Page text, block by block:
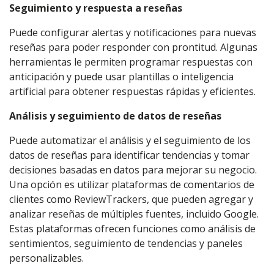
Seguimiento y respuesta a reseñas
Puede configurar alertas y notificaciones para nuevas
reseñas para poder responder con prontitud. Algunas
herramientas le permiten programar respuestas con
anticipación y puede usar plantillas o inteligencia
artificial para obtener respuestas rápidas y eficientes.
Análisis y seguimiento de datos de reseñas
Puede automatizar el análisis y el seguimiento de los
datos de reseñas para identificar tendencias y tomar
decisiones basadas en datos para mejorar su negocio.
Una opción es utilizar plataformas de comentarios de
clientes como ReviewTrackers, que pueden agregar y
analizar reseñas de múltiples fuentes, incluido Google.
Estas plataformas ofrecen funciones como análisis de
sentimientos, seguimiento de tendencias y paneles
personalizables.